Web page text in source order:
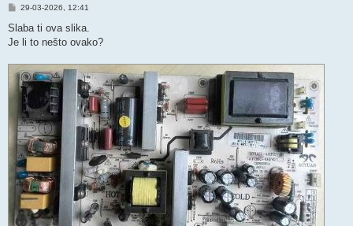
P
s
29-03-2026, 12:41
Slaba ti ova slika.
Je li to nešto ovako?